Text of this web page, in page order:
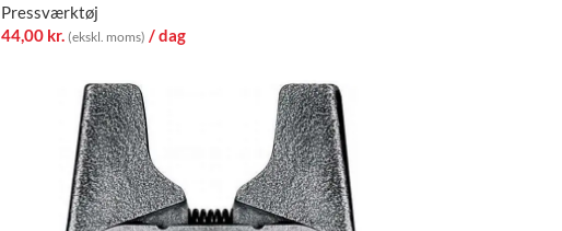
Pressværktøj
44,00 kr. (ekskl. moms) / dag